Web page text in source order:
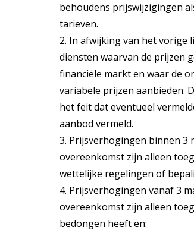
behoudens prijswijzigingen
tarieven.
2. In afwijking van het vorige
diensten waarvan de prijzen
financiële markt en waar de
variabele prijzen aanbieden.
het feit dat eventueel
aanbod vermeld.
3. Prijsverhogingen binnen 3
overeenkomst zijn alleen
wettelijke regelingen of
4. Prijsverhogingen vanaf 3
overeenkomst zijn alleen
bedongen heeft en: